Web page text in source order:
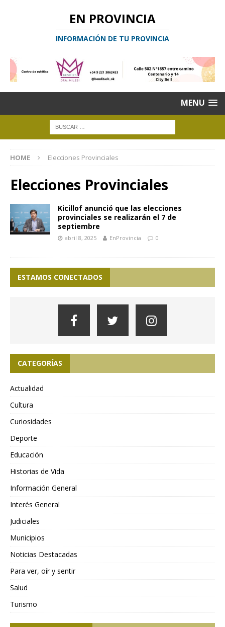
EN PROVINCIA
INFORMACIÓN DE TU PROVINCIA
MENU
HOME Elecciones Provinciales
Elecciones Provinciales
Kicillof anunció que las elecciones
provinciales se realizarán el 7 de
septiembre
abril 8, 2025 EnProvincia 0
ESTAMOS CONECTADOS
CATEGORÍAS
Actualidad
Cultura
Curiosidades
Deporte
Educación
Historias de Vida
Información General
Interés General
Judiciales
Municipios
Noticias Destacadas
Para ver, oír y sentir
Salud
Turismo